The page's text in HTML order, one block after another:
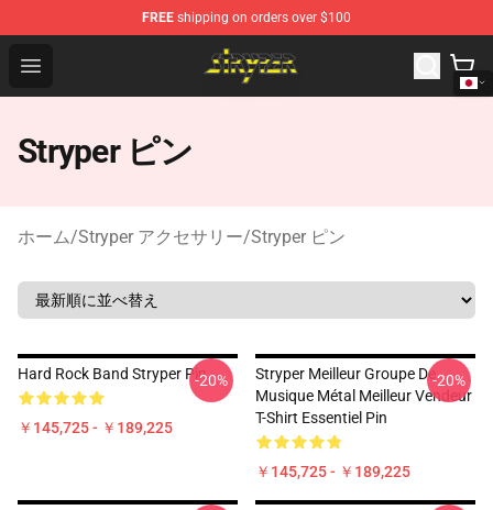
FREE shipping on orders over $100
Open menu
Stryper Store - Official Stryper Merchandise Shop
Stryper ピン
ホーム/Stryper アクセサリー/Stryper ピン
Hard Rock Band Stryper Pin
￥145,725 - ￥189,225
-20%
Stryper Meilleur Groupe De
Musique Métal Meilleur Vendeur
T-Shirt Essentiel Pin
￥145,725 - ￥189,225
-20%